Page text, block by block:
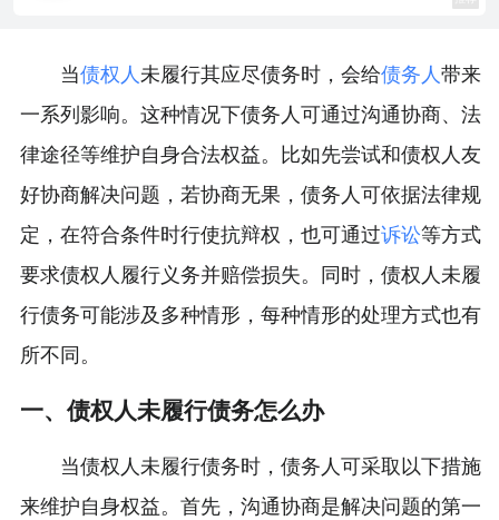
当债权人未履行其应尽债务时，会给债务人带来
一系列影响。这种情况下债务人可通过沟通协商、法
律途径等维护自身合法权益。比如先尝试和债权人友
好协商解决问题，若协商无果，债务人可依据法律规
定，在符合条件时行使抗辩权，也可通过诉讼等方式
要求债权人履行义务并赔偿损失。同时，债权人未履
行债务可能涉及多种情形，每种情形的处理方式也有
所不同。
一、债权人未履行债务怎么办
当债权人未履行债务时，债务人可采取以下措施
来维护自身权益。首先，沟通协商是解决问题的第一